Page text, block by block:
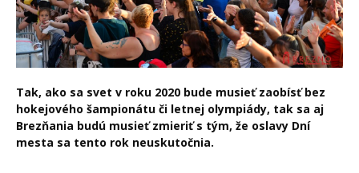
Tak, ako sa svet v roku 2020 bude musieť zaobísť bez
hokejového šampionátu či letnej olympiády, tak sa aj
Brezňania budú musieť zmieriť s tým, že oslavy Dní
mesta sa tento rok neuskutočnia.